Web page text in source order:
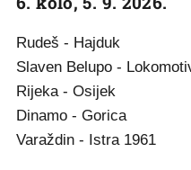
Rudeš - Hajduk
Slaven Belupo -
Rijeka - Osijek
Dinamo - Gorica
Varaždin - Istra 1961